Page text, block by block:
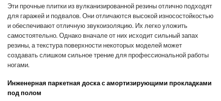
Эти прочные плитки из вулканизированной резины отлично подходят
для гаражей и подвалов. Они отличаются высокой износостойкостью
и обеспечивают отличную звукоизоляцию. Их легко уложить
самостоятельно. Однако вначале от них исходит сильный запах
резины, а текстура поверхности некоторых моделей может
создавать слишком сильное трение для профессиональной работы
ногами.
Инженерная паркетная доска с амортизирующими прокладками
под полом